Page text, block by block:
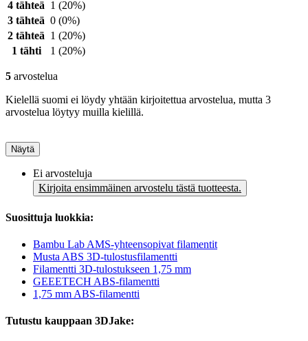
4 tähteä 1 (20%)
3 tähteä 0 (0%)
2 tähteä 1 (20%)
1 tähti
1 (20%)
5 arvostelua
Kielellä suomi ei löydy yhtään kirjoitettua arvostelua, mutta 3
arvostelua löytyy muilla kielillä.
Näytä
Ei arvosteluja
Kirjoita ensimmäinen arvostelu tästä tuotteesta.
Suosittuja luokkia:
Bambu Lab AMS-yhteensopivat filamentit
Musta ABS 3D-tulostusfilamentti
Filamentti 3D-tulostukseen 1,75 mm
GEEETECH ABS-filamentti
1,75 mm ABS-filamentti
Tutustu kauppaan 3DJake: